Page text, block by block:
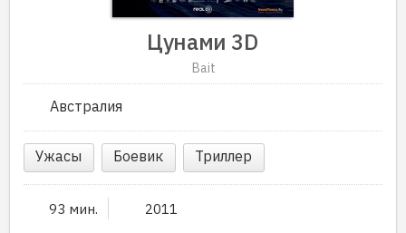
Цунами 3D
Bait
Австралия
Ужасы Боевик Триллер
93 мин. 2011